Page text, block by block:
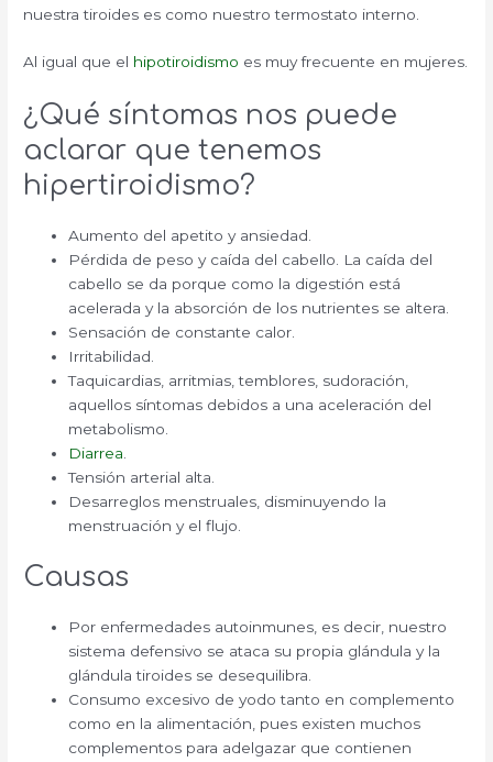
nuestra tiroides es como nuestro termostato interno.
Al igual que el hipotiroidismo es muy frecuente en mujeres.
¿Qué síntomas nos puede
aclarar que tenemos
hipertiroidismo?
Aumento del apetito y ansiedad.
Pérdida de peso y caída del cabello. La caída del
cabello se da porque como la digestión está
acelerada y la absorción de los nutrientes se altera.
Sensación de constante calor.
Irritabilidad.
Taquicardias, arritmias, temblores, sudoración,
aquellos síntomas debidos a una aceleración del
metabolismo.
Diarrea
Tensión arterial alta.
Desarreglos menstruales, disminuyendo la
menstruación y el flujo.
Causas
Por enfermedades autoinmunes, es decir, nuestro
sistema defensivo se ataca su propia glándula y la
glándula tiroides se desequilibra.
Consumo excesivo de yodo tanto en complemento
como en la alimentación, pues existen muchos
complementos para adelgazar que contienen